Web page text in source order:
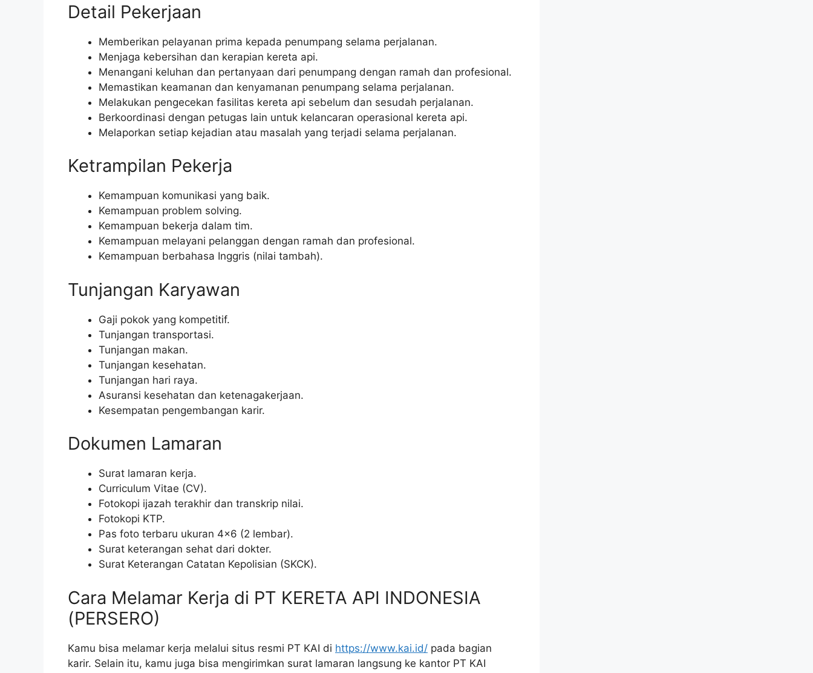
Detail Pekerjaan
Memberikan pelayanan prima kepada penumpang selama perjalanan.
Menjaga kebersihan dan kerapian kereta api.
Menangani keluhan dan pertanyaan dari penumpang dengan ramah dan profesional.
Memastikan keamanan dan kenyamanan penumpang selama perjalanan.
Melakukan pengecekan fasilitas kereta api sebelum dan sesudah perjalanan.
Berkoordinasi dengan petugas lain untuk kelancaran operasional kereta api.
Melaporkan setiap kejadian atau masalah yang terjadi selama perjalanan.
Ketrampilan Pekerja
Kemampuan komunikasi yang baik.
Kemampuan problem solving.
Kemampuan bekerja dalam tim.
Kemampuan melayani pelanggan dengan ramah dan profesional.
Kemampuan berbahasa Inggris (nilai tambah).
Tunjangan Karyawan
Gaji pokok yang kompetitif.
Tunjangan transportasi.
Tunjangan makan.
Tunjangan kesehatan.
Tunjangan hari raya.
Asuransi kesehatan dan ketenagakerjaan.
Kesempatan pengembangan karir.
Dokumen Lamaran
Surat lamaran kerja.
Curriculum Vitae (CV).
Fotokopi ijazah terakhir dan transkrip nilai.
Fotokopi KTP.
Pas foto terbaru ukuran 4×6 (2 lembar).
Surat keterangan sehat dari dokter.
Surat Keterangan Catatan Kepolisian (SKCK).
Cara Melamar Kerja di PT KERETA API INDONESIA
(PERSERO)
Kamu bisa melamar kerja melalui situs resmi PT KAI di https://www.kai.id/ pada bagian
karir. Selain itu, kamu juga bisa mengirimkan surat lamaran langsung ke kantor PT KAI